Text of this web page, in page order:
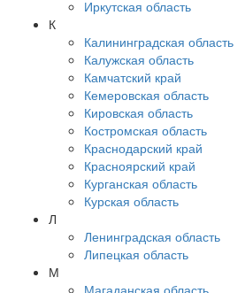
Иркутская область
К
Калининградская область
Калужская область
Камчатский край
Кемеровская область
Кировская область
Костромская область
Краснодарский край
Красноярский край
Курганская область
Курская область
Л
Ленинградская область
Липецкая область
М
Магаданская область